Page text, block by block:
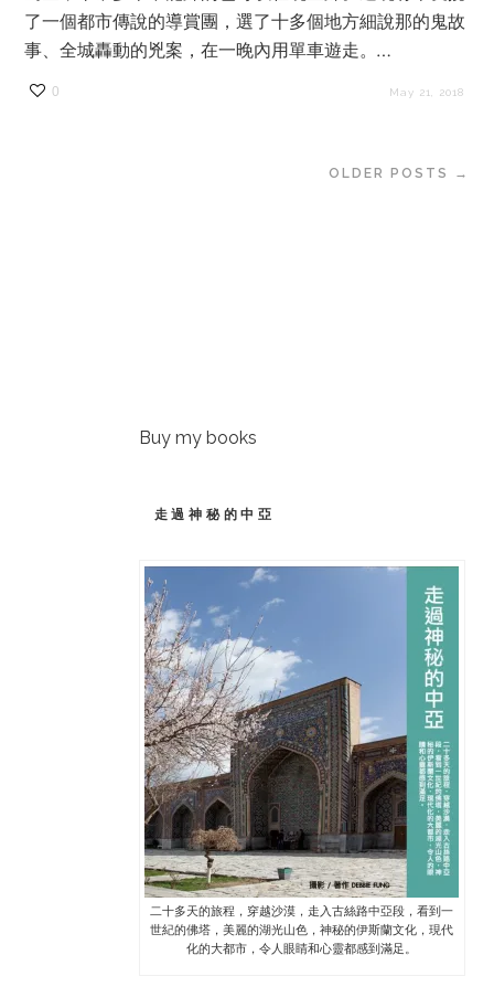
了一個都市傳說的導賞團，選了十多個地方細說那的鬼故
事、全城轟動的兇案，在一晚內用單車遊走。…
0 May 21, 2018
OLDER POSTS →
Buy my books
走過神秘的中亞
二十多天的旅程，穿越沙漠，走入古絲路中亞段，看到一
世紀的佛塔，美麗的湖光山色，神秘的伊斯蘭文化，現代
化的大都市，令人眼睛和心靈都感到滿足。